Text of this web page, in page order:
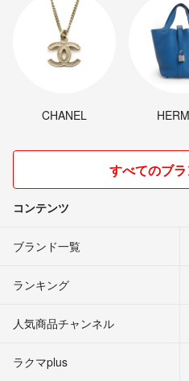
CHANEL
すべてのブ
コンテンツ
ブランド一覧
ランキング
人気商品チャンネル
ラクマplus